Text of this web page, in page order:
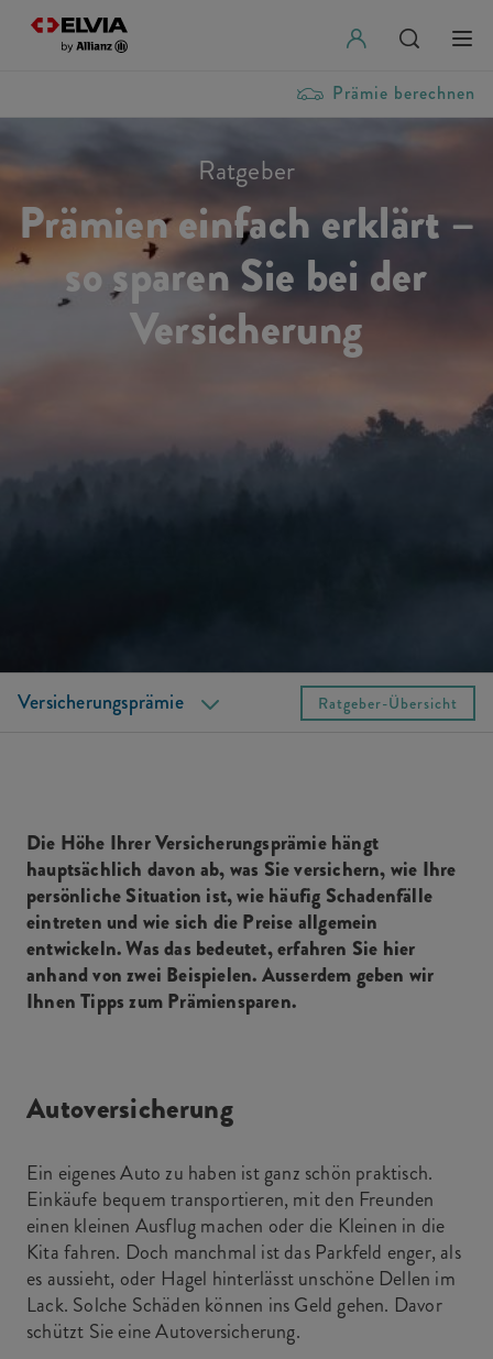
Prämie berechnen
Ratgeber
Prämien einfach erklärt –
so sparen Sie bei der
Versicherung
Versicherungsprämie
Hausratversicherung Ratgeber-Übersicht
Die Höhe Ihrer Versicherungsprämie hängt
hauptsächlich davon ab, was Sie versichern, wie Ihre
persönliche Situation ist, wie häufig Schadenfälle
eintreten und wie sich die Preise allgemein
entwickeln. Was das bedeutet, erfahren Sie hier
anhand von zwei Beispielen. Ausserdem geben wir
Ihnen Tipps zum Prämiensparen.
Autoversicherung
Ein eigenes Auto zu haben ist ganz schön praktisch.
Einkäufe bequem transportieren, mit den Freunden
einen kleinen Ausflug machen oder die Kleinen in die
Kita fahren. Doch manchmal ist das Parkfeld enger, als
es aussieht, oder Hagel hinterlässt unschöne Dellen im
Lack. Solche Schäden können ins Geld gehen. Davor
schützt Sie eine Autoversicherung.